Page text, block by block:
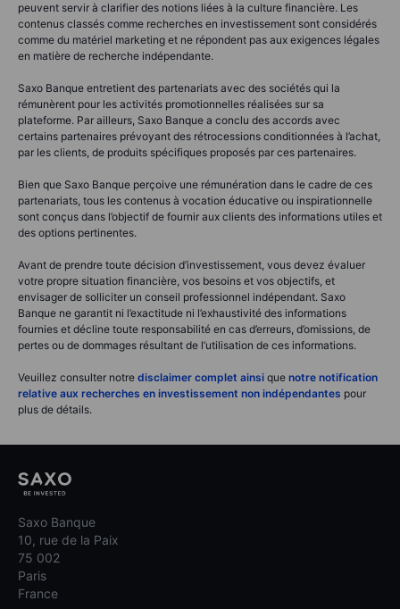
peuvent servir à clarifier des notions liées à la culture financière. Les
contenus classés comme recherches en investissement sont considérés
comme du matériel marketing et ne répondent pas aux exigences légales
en matière de recherche indépendante.
Saxo Banque entretient des partenariats avec des sociétés qui la
rémunèrent pour les activités promotionnelles réalisées sur sa
plateforme. Par ailleurs, Saxo Banque a conclu des accords avec
certains partenaires prévoyant des rétrocessions conditionnées à l’achat,
par les clients, de produits spécifiques proposés par ces partenaires.
Bien que Saxo Banque perçoive une rémunération dans le cadre de ces
partenariats, tous les contenus à vocation éducative ou inspirationnelle
sont conçus dans l’objectif de fournir aux clients des informations utiles et
des options pertinentes.
Avant de prendre toute décision d’investissement, vous devez évaluer
votre propre situation financière, vos besoins et vos objectifs, et
envisager de solliciter un conseil professionnel indépendant. Saxo
Banque ne garantit ni l’exactitude ni l’exhaustivité des informations
fournies et décline toute responsabilité en cas d’erreurs, d’omissions, de
pertes ou de dommages résultant de l’utilisation de ces informations.
Veuillez consulter notre disclaimer complet ainsi que notre notification
relative aux recherches en investissement non indépendantes pour
plus de détails.
Saxo Banque
10, rue de la Paix
75 002
Paris
France